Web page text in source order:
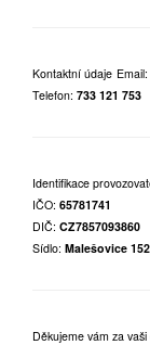
Kontaktní údaje Email:
Telefon: 733 121 753
Identifikace
IČO: 65781741
DIČ: CZ7857093860
Sídlo: Malešovice
Děkujeme vám za